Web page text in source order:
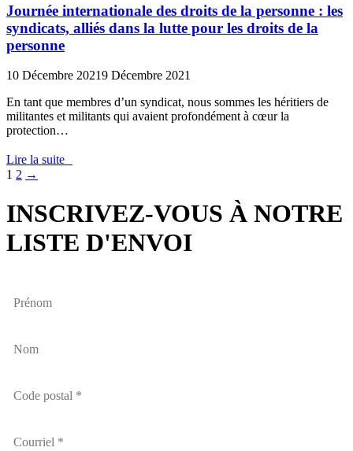
Journée internationale des droits de la personne : les
syndicats, alliés dans la lutte pour les droits de la
personne
10 Décembre 20219 Décembre 2021
En tant que membres d’un syndicat, nous sommes les héritiers de
militantes et militants qui avaient profondément à cœur la
protection…
Lire la suite
1 2 →
INSCRIVEZ-VOUS À NOTRE
LISTE D'ENVOI